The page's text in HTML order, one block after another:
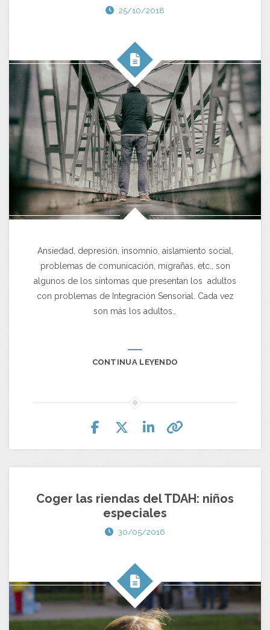
25/10/2018
Ansiedad, depresión, insomnio, aislamiento social,
problemas de comunicación, migrañas, etc., son
algunos de los síntomas que presentan los adultos
con problemas de Integración Sensorial. Cada vez
son más los adultos…
CONTINUA LEYENDO
Coger las riendas del TDAH: niños
especiales
30/05/2016